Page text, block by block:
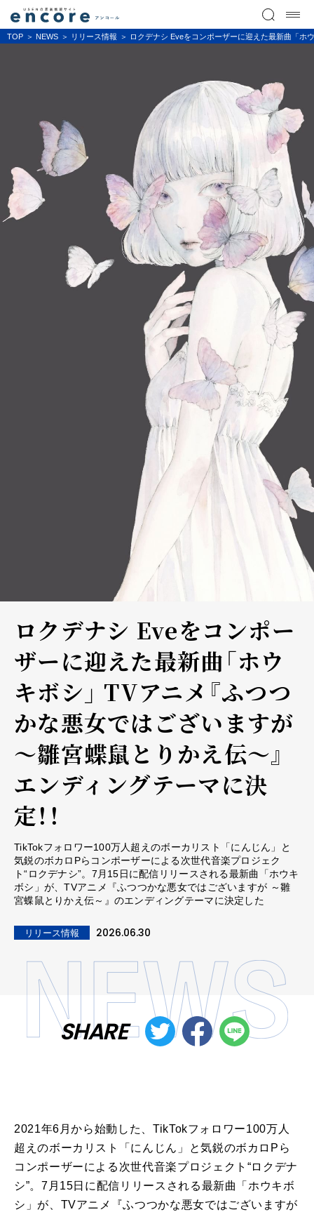
TOP NEWS リリース情報 ロクデナシ Eveをコンポーザーに迎えた最新曲「ホ
ロクデナシ Eveをコンポー
ザーに迎えた最新曲「ホウ
キボシ」 TVアニメ『ふつつ
かな悪女ではございますが
～雛宮蝶鼠とりかえ伝～』
エンディングテーマに決
定！！
TikTokフォロワー100万人超えのボーカリスト「にんじん」と
気鋭のボカロPらコンポーザーによる次世代音楽プロジェク
ト“ロクデナシ”。7月15日に配信リリースされる最新曲「ホウキ
ボシ」が、TVアニメ『ふつつかな悪女ではございますが ～雛
宮蝶鼠とりかえ伝～』のエンディングテーマに決定した
リリース情報 2026.06.30
SHARE
2021年6月から始動した、TikTokフォロワー100万人
超えのボーカリスト「にんじん」と気鋭のボカロPら
コンポーザーによる次世代音楽プロジェクト“ロクデナ
シ”。7月15日に配信リリースされる最新曲「ホウキボ
シ」が、TVアニメ『ふつつかな悪女ではございますが